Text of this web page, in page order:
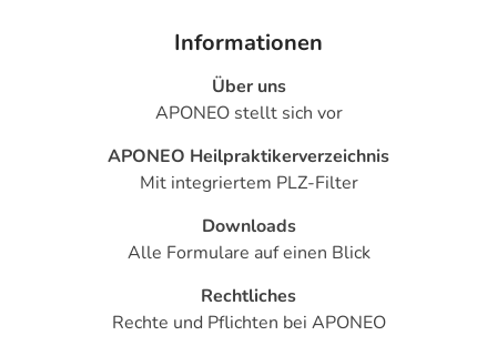
Informationen
Über uns
APONEO stellt sich vor
APONEO Heilpraktikerverzeichnis
Mit integriertem PLZ-Filter
Downloads
Alle Formulare auf einen Blick
Rechtliches
Rechte und Pflichten bei APONEO